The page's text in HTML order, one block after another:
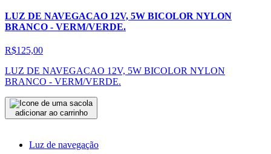
LUZ DE NAVEGACAO 12V, 5W BICOLOR NYLON
BRANCO - VERM/VERDE.
R$125,00
LUZ DE NAVEGACAO 12V, 5W BICOLOR NYLON
BRANCO - VERM/VERDE.
adicionar ao carrinho
Luz de navegação